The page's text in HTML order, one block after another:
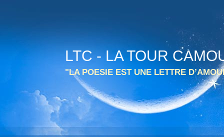
LTC - LA TOUR
"LA POESIE EST UNE LETTRE